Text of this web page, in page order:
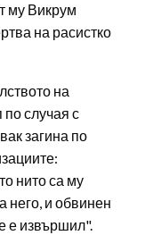
му Викрум
на расистко
на
случая с
загина по
нито са му
него, и обвинен
е извършил".